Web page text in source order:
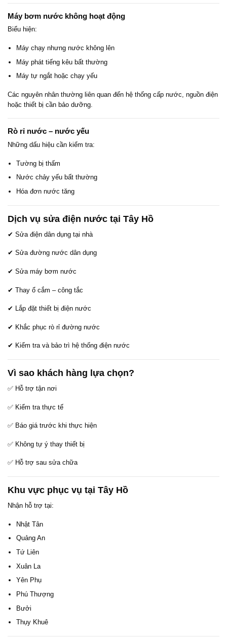
Máy bơm nước không hoạt động
Biểu hiện:
Máy chạy nhưng nước không lên
Máy phát tiếng kêu bất thường
Máy tự ngắt hoặc chạy yếu
Các nguyên nhân thường liên quan đến hệ thống cấp nước, nguồn điện
hoặc thiết bị cần bảo dưỡng.
Rò rỉ nước – nước yếu
Những dấu hiệu cần kiểm tra:
Tường bị thấm
Nước chảy yếu bất thường
Hóa đơn nước tăng
Dịch vụ sửa điện nước tại Tây Hồ
✔ Sửa điện dân dụng tại nhà
✔ Sửa đường nước dân dụng
✔ Sửa máy bơm nước
✔ Thay ổ cắm – công tắc
✔ Lắp đặt thiết bị điện nước
✔ Khắc phục rò rỉ đường nước
✔ Kiểm tra và bảo trì hệ thống điện nước
Vì sao khách hàng lựa chọn?
✅ Hỗ trợ tận nơi
✅ Kiểm tra thực tế
✅ Báo giá trước khi thực hiện
✅ Không tự ý thay thiết bị
✅ Hỗ trợ sau sửa chữa
Khu vực phục vụ tại Tây Hồ
Nhận hỗ trợ tại:
Nhật Tân
Quảng An
Tứ Liên
Xuân La
Yên Phụ
Phú Thượng
Bưởi
Thụy Khuê